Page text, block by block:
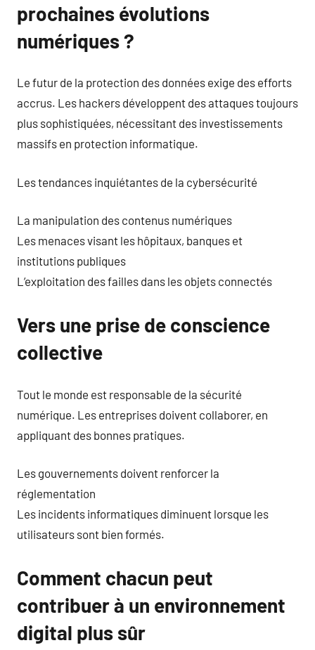
prochaines évolutions
numériques ?
Le futur de la protection des données exige des efforts
accrus. Les hackers développent des attaques toujours
plus sophistiquées, nécessitant des investissements
massifs en protection informatique.
Les tendances inquiétantes de la cybersécurité
La manipulation des contenus numériques
Les menaces visant les hôpitaux, banques et
institutions publiques
L’exploitation des failles dans les objets connectés
Vers une prise de conscience
collective
Tout le monde est responsable de la sécurité
numérique. Les entreprises doivent collaborer, en
appliquant des bonnes pratiques.
Les gouvernements doivent renforcer la
réglementation
Les incidents informatiques diminuent lorsque les
utilisateurs sont bien formés.
Comment chacun peut
contribuer à un environnement
digital plus sûr